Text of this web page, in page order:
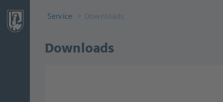
Service Downloads
Downloads